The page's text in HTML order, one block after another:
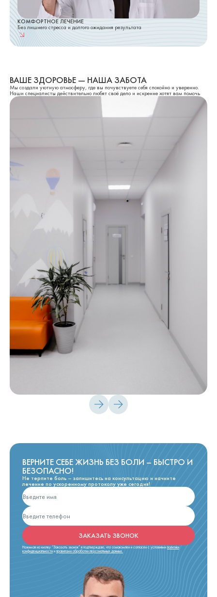
КОМФОРТНОЕ ЛЕЧЕНИЕ
Без лишнего стресса и долгого ожидания результата
ВАШЕ ЗДОРОВЬЕ — НАША ЗАБОТА
Мы создали уютную атмосферу, где вы почувствуете себя спокойно и уверенно.
Наши специалисты действительно любят своё дело и искренне хотят вам помочь
ВЕРНИТЕ СЕБЕ ЖИЗНЬ БЕЗ БОЛИ – БЫСТРО И
БЕЗОПАСНО!
Не терпите боль – запишитесь на консультацию и начните
лечение по ускоренному протоколу уже сегодня!
ЗАКАЗАТЬ ЗВОНОК
Нажимая на кнопку “Заказать звонок” я подтверждаю, что ознакомлен и согласен с условиями политики
конфиденциальности и правилами обработки персональных данных.